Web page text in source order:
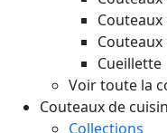
Cueillette
Voir toute la
Couteaux de
Collections